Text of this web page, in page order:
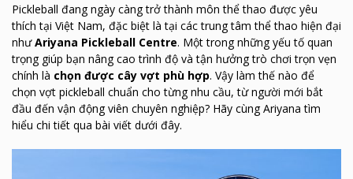
Pickleball đang ngày càng trở thành môn thể thao được yêu
thích tại Việt Nam, đặc biệt là tại các trung tâm thể thao hiện đại
nhưAriyana Pickleball Centre. Một trong những yếu tố quan
trọng giúp bạn nâng cao trình độ và tận hưởng trò chơi trọn vẹn
chính là chọn được cây vợt phù hợp. Vậy làm thế nào để
chọn vợt pickleball chuẩn cho từng nhu cầu, từ người mới bắt
đầu đến vận động viên chuyên nghiệp? Hãy cùng Ariyana tìm
hiểu chi tiết qua bài viết dưới đây.